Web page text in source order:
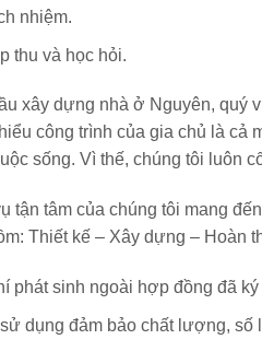
nhiệm.
thu và học hỏi.
xây dựng nhà ở Nguyên, quý
công trình của gia chủ là
sống. Vì thế, chúng tôi luôn
tận tâm của chúng tôi mang
Thiết kế – Xây dựng – Hoàn
phát sinh ngoài hợp đồng đã ký
dụng đảm bảo chất lượng, số